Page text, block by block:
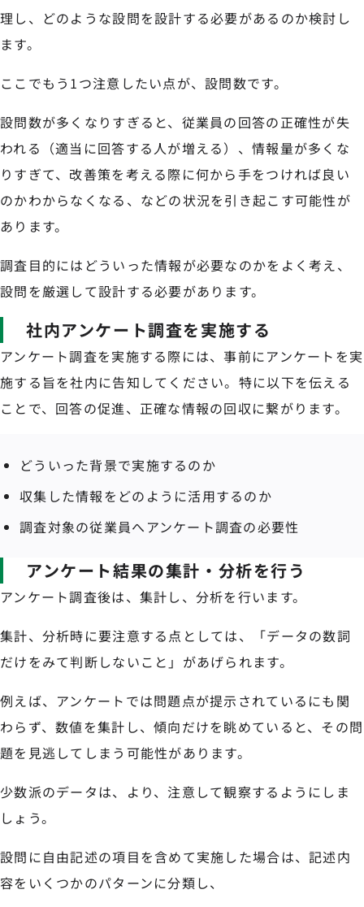
理し、どのような設問を設計する必要があるのか検討し
ます。
ここでもう1つ注意したい点が、設問数です。
設問数が多くなりすぎると、従業員の回答の正確性が失
われる（適当に回答する人が増える）、情報量が多くな
りすぎて、改善策を考える際に何から手をつければ良い
のかわからなくなる、などの状況を引き起こす可能性が
あります。
調査目的にはどういった情報が必要なのかをよく考え、
設問を厳選して設計する必要があります。
社内アンケート調査を実施する
アンケート調査を実施する際には、事前にアンケートを実
施する旨を社内に告知してください。特に以下を伝える
ことで、回答の促進、正確な情報の回収に繋がります。
どういった背景で実施するのか
収集した情報をどのように活用するのか
調査対象の従業員へアンケート調査の必要性
アンケート結果の集計・分析を行う
アンケート調査後は、集計し、分析を行います。
集計、分析時に要注意する点としては、「データの数詞
だけをみて判断しないこと」があげられます。
例えば、アンケートでは問題点が提示されているにも関
わらず、数値を集計し、傾向だけを眺めていると、その問
題を見逃してしまう可能性があります。
少数派のデータは、より、注意して観察するようにしま
しょう。
設問に自由記述の項目を含めて実施した場合は、記述内
容をいくつかのパターンに分類し、